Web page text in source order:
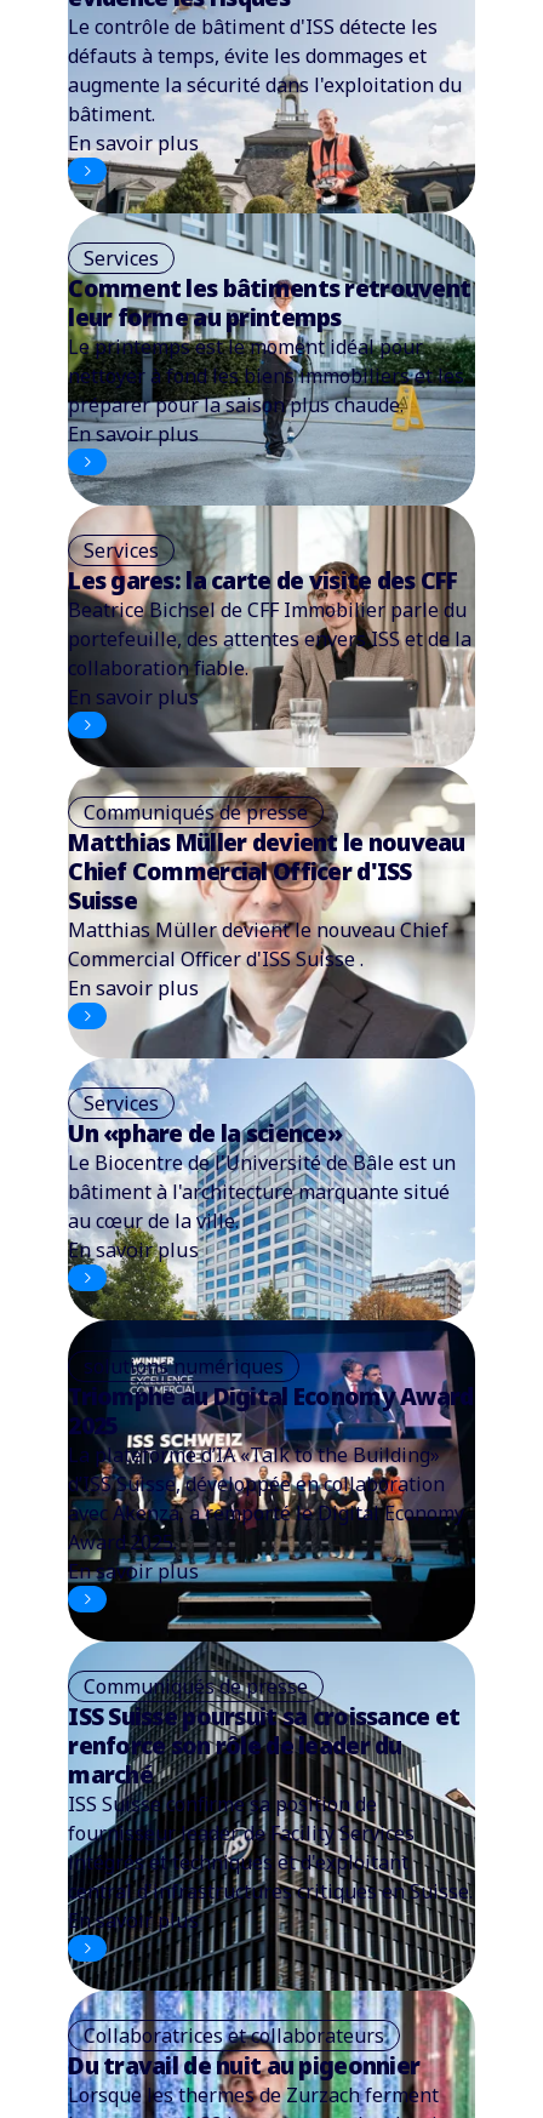
Le contrôle de bâtiment d'ISS détecte les
défauts à temps, évite les dommages et
augmente la sécurité dans l'exploitation du
bâtiment.
En savoir plus
Services
Comment les bâtiments retrouvent
leur forme au printemps
Le printemps est le moment idéal pour
nettoyer à fond les biens immobiliers et les
préparer pour la saison plus chaude.
En savoir plus
Services
Les gares: la carte de visite des CFF
Beatrice Bichsel de CFF Immobilier parle du
portefeuille, des attentes envers ISS et de la
collaboration fiable.
En savoir plus
Communiqués de presse
Matthias Müller devient le nouveau
Chief Commercial Officer d'ISS
Suisse
Matthias Müller devient le nouveau Chief
Commercial Officer d'ISS Suisse .
En savoir plus
Services
Un «phare de la science»
Le Biocentre de l'Université de Bâle est un
bâtiment à l'architecture marquante situé
au cœur de la ville.
En savoir plus
solutions numériques
Triomphe au Digital Economy Award
2025
La plateforme d’IA «Talk to the Building»
d’ISS Suisse, développée en collaboration
avec Akenza, a remporté le Digital Economy
Award 2025.
En savoir plus
Communiqués de presse
ISS Suisse poursuit sa croissance et
renforce son rôle de leader du
marché
ISS Suisse confirme sa position de
fournisseur leader de Facility Services
intégrés et techniques et d'exploitant
central d'infrastructures critiques en Suisse.
En savoir plus
Collaboratrices et collaborateurs
Du travail de nuit au pigeonnier
Lorsque les thermes de Zurzach ferment